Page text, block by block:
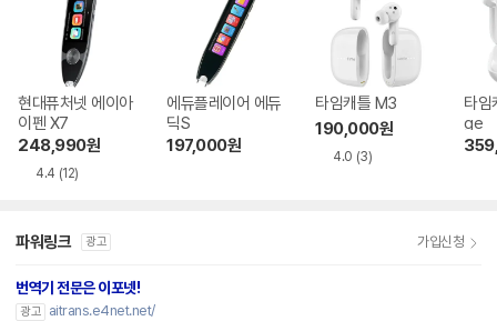
현대퓨처넷 에이아
이펜 X7
248,990원
4.4 (12)
에듀플레이어 에듀
딕S
197,000원
타임캐틀 M3
190,000원
4.0 (3)
타
ge
파워링크 광고 가입신청
번역기 전문은 이포넷!
광고
aitrans.e4net.net/